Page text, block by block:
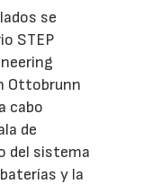
se
STEP
Ottobrunn
cabo
de
del sistema
y la